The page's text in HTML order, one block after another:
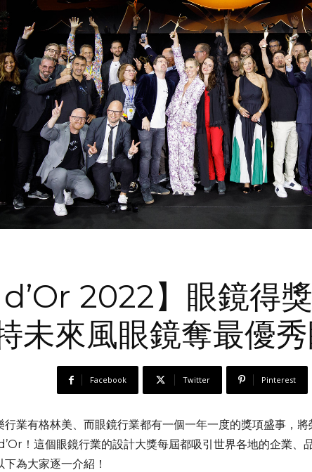
d’Or 2022】眼鏡得
未來風眼鏡奪最優秀
Facebook Twitter Pinterest
行業有格林美、而眼鏡行業都有一個一年一度的獎項盛事，
！這個眼鏡行業的設計大獎每屆都吸引世界各地的企業、
為大家逐一介紹！